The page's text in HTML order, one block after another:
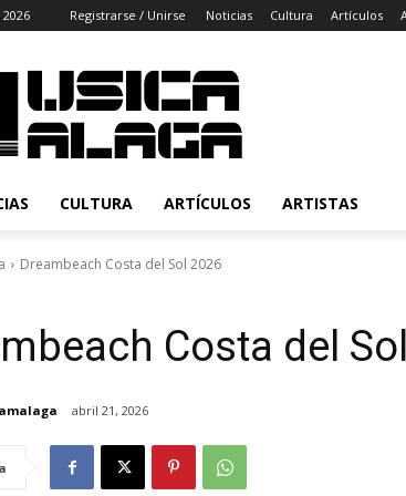
Registrarse / Unirse Noticias Cultura Artículos
CULTURA ARTÍCULOS ARTISTAS
Dreambeach Costa del Sol 2026
Costa del
abril 21, 2026